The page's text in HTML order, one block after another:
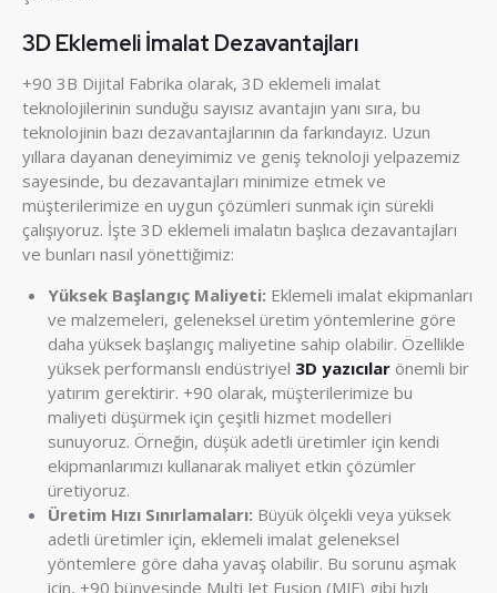
3D Eklemeli İmalat Dezavantajları
+90 3B Dijital Fabrika olarak, 3D eklemeli imalat
teknolojilerinin sunduğu sayısız avantajın yanı sıra, bu
teknolojinin bazı dezavantajlarının da farkındayız. Uzun
yıllara dayanan deneyimimiz ve geniş teknoloji yelpazemiz
sayesinde, bu dezavantajları minimize etmek ve
müşterilerimize en uygun çözümleri sunmak için sürekli
çalışıyoruz. İşte 3D eklemeli imalatın başlıca dezavantajları
ve bunları nasıl yönettiğimiz:
Yüksek Başlangıç Maliyeti: Eklemeli imalat ekipmanları
ve malzemeleri, geleneksel üretim yöntemlerine göre
daha yüksek başlangıç maliyetine sahip olabilir. Özellikle
yüksek performanslı endüstriyel 3D yazıcılarönemli bir
yatırım gerektirir. +90 olarak, müşterilerimize bu
maliyeti düşürmek için çeşitli hizmet modelleri
sunuyoruz. Örneğin, düşük adetli üretimler için kendi
ekipmanlarımızı kullanarak maliyet etkin çözümler
üretiyoruz.
Üretim Hızı Sınırlamaları: Büyük ölçekli veya yüksek
adetli üretimler için, eklemeli imalat geleneksel
yöntemlere göre daha yavaş olabilir. Bu sorunu aşmak
için, +90 bünyesinde Multi Jet Fusion (MJF) gibi hızlı